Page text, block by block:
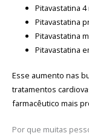
Pitavastatina 4
Pitavastatina
Pitavastatina
Pitavastatina
Esse aumento nas
tratamentos
farmacêutico mais
Por que muitas